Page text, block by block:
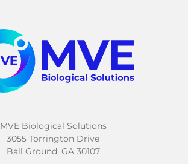
MVE Biological Solutions
3055 Torrington Drive
Ball Ground, GA 30107